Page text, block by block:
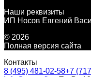
Наши реквизиты
ИП Носов Евгений
© 2026
Полная версия сайта
Контакты
8 (495) 481-02-58+7